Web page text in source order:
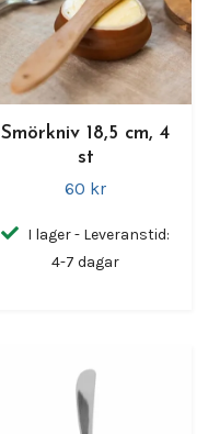
Smörkniv 18,5 cm, 4
st
60 kr
I lager - Leveranstid:
4-7 dagar